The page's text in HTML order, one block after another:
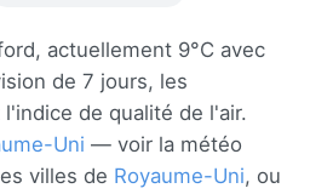
actuellement 9°C avec
de 7 jours, les
de qualité de l'air.
Uni — voir la météo
villes de Royaume-Uni, ou